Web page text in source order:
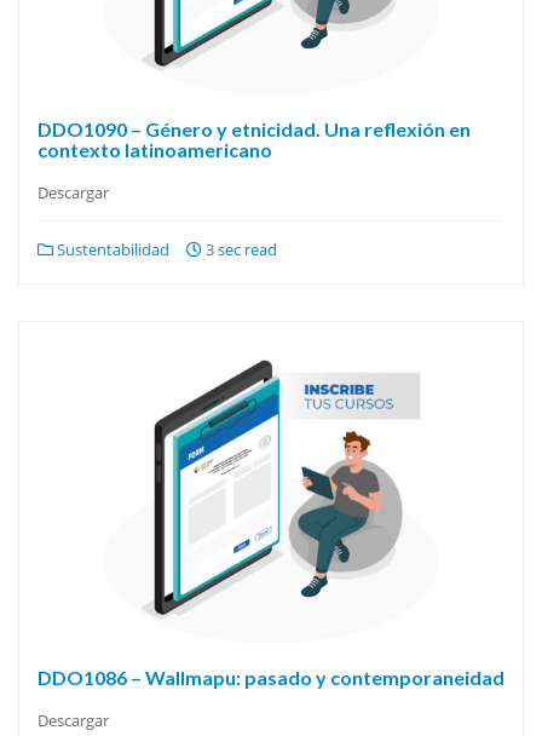
DDO1090 – Género y etnicidad. Una reflexión en
contexto latinoamericano
Descargar
Sustentabilidad 3 sec read
DDO1086 – Wallmapu: pasado y contemporaneidad
Descargar